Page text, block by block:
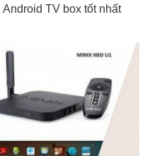
TV box tốt nhất